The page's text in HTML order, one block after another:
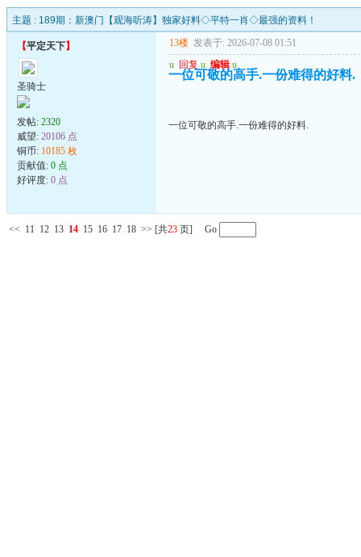
主题 : 189期：新澳门【观海听涛】独家好料◇平特一肖◇最强的资料！
【平定天下】
圣骑士
发帖: 2320
威望: 20106 点
铜币: 10185 枚
贡献值: 0 点
好评度: 0 点
13楼 发表于: 2026-07-08 01:51
u 回复 u 编辑 u
一位可敬的高手.一份难得的好料.
一位可敬的高手.一份难得的好料.
<< 11 12 13 14 15 16 17 18 >> [共23 页] Go